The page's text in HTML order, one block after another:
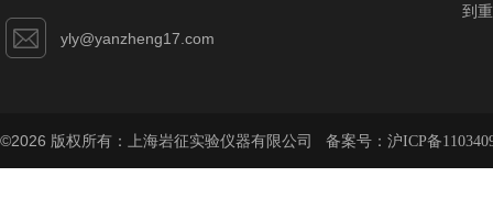
yly@yanzheng17.com
到
©2026 版权所有：上海岩征实验仪器有限公司 备案号： 沪ICP备